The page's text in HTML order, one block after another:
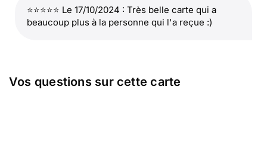
⭐⭐⭐⭐⭐ Le 17/10/2024 : Très belle carte qui a
beaucoup plus à la personne qui l'a reçue :)
Vos questions sur cette carte